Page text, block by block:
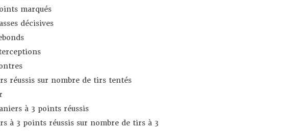
marqués
décisives
réussis sur nombre de tirs tentés
à 3 points réussis
à 3 points réussis sur nombre de tirs à 3